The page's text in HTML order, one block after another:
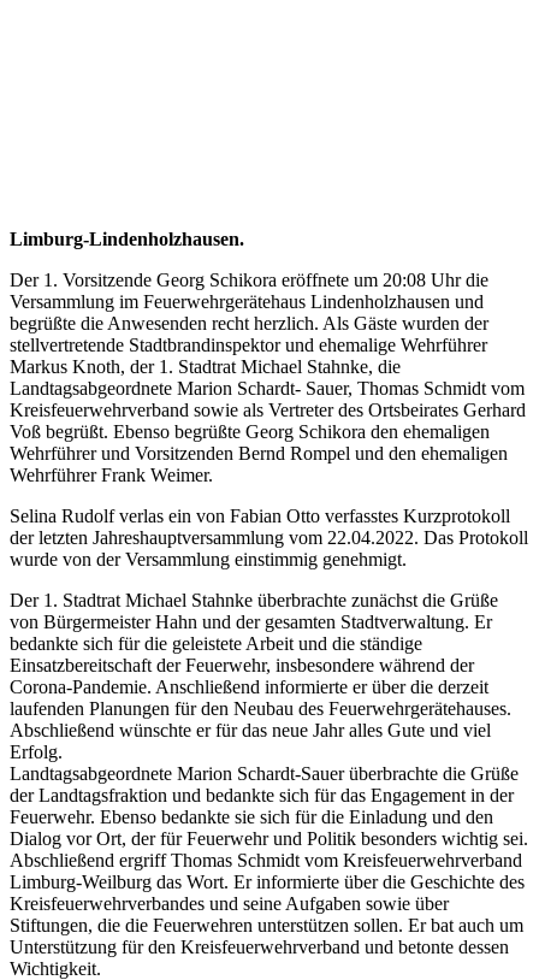
Limburg-Lindenholzhausen.
Der 1. Vorsitzende Georg Schikora eröffnete um 20:08 Uhr die
Versammlung im Feuerwehrgerätehaus Lindenholzhausen und
begrüßte die Anwesenden recht herzlich. Als Gäste wurden der
stellvertretende Stadtbrandinspektor und ehemalige Wehrführer
Markus Knoth, der 1. Stadtrat Michael Stahnke, die
Landtagsabgeordnete Marion Schardt- Sauer, Thomas Schmidt vom
Kreisfeuerwehrverband sowie als Vertreter des Ortsbeirates Gerhard
Voß begrüßt. Ebenso begrüßte Georg Schikora den ehemaligen
Wehrführer und Vorsitzenden Bernd Rompel und den ehemaligen
Wehrführer Frank Weimer.
Selina Rudolf verlas ein von Fabian Otto verfasstes Kurzprotokoll
der letzten Jahreshauptversammlung vom 22.04.2022. Das Protokoll
wurde von der Versammlung einstimmig genehmigt.
Der 1. Stadtrat Michael Stahnke überbrachte zunächst die Grüße
von Bürgermeister Hahn und der gesamten Stadtverwaltung. Er
bedankte sich für die geleistete Arbeit und die ständige
Einsatzbereitschaft der Feuerwehr, insbesondere während der
Corona-Pandemie. Anschließend informierte er über die derzeit
laufenden Planungen für den Neubau des Feuerwehrgerätehauses.
Abschließend wünschte er für das neue Jahr alles Gute und viel
Erfolg.
Landtagsabgeordnete Marion Schardt-Sauer überbrachte die Grüße
der Landtagsfraktion und bedankte sich für das Engagement in der
Feuerwehr. Ebenso bedankte sie sich für die Einladung und den
Dialog vor Ort, der für Feuerwehr und Politik besonders wichtig sei.
Abschließend ergriff Thomas Schmidt vom Kreisfeuerwehrverband
Limburg-Weilburg das Wort. Er informierte über die Geschichte des
Kreisfeuerwehrverbandes und seine Aufgaben sowie über
Stiftungen, die die Feuerwehren unterstützen sollen. Er bat auch um
Unterstützung für den Kreisfeuerwehrverband und betonte dessen
Wichtigkeit.